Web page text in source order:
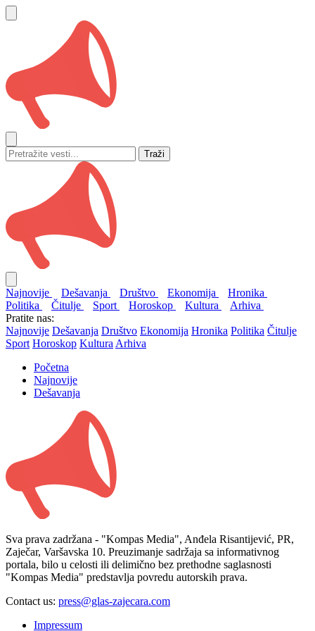
Traži
Najnovije Dešavanja Društvo Ekonomija
Hronika
Politika
Čitulje Sport Horoskop Kultura
Arhiva
Pratite nas:
Najnovije Dešavanja Društvo Ekonomija Hronika Politika Čitulje
Sport Horoskop Kultura Arhiva
Početna
Najnovije
Dešavanja
Sva prava zadržana - "Kompas Media", Anđela Risantijević, PR,
Zaječar, Varšavska 10. Preuzimanje sadržaja sa informativnog
portala, bilo u celosti ili delimično bez prethodne saglasnosti
"Kompas Media" predstavlja povredu autorskih prava.
Contact us: press@glas-zajecara.com
Impressum